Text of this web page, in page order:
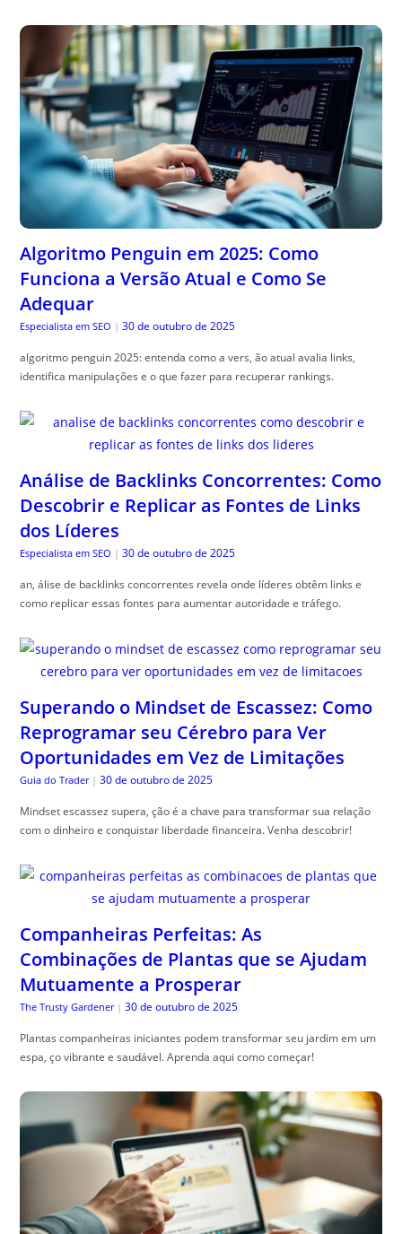
Algoritmo Penguin em 2025: Como
Funciona a Versão Atual e Como Se
Adequar
Especialista em SEO | 30 de outubro de 2025
algoritmo penguin 2025: entenda como a vers, ão atual avalia links,
identifica manipulações e o que fazer para recuperar rankings.
Análise de Backlinks Concorrentes: Como
Descobrir e Replicar as Fontes de Links
dos Líderes
Especialista em SEO | 30 de outubro de 2025
an, álise de backlinks concorrentes revela onde líderes obtêm links e
como replicar essas fontes para aumentar autoridade e tráfego.
Superando o Mindset de Escassez: Como
Reprogramar seu Cérebro para Ver
Oportunidades em Vez de Limitações
Guia do Trader | 30 de outubro de 2025
Mindset escassez supera, ção é a chave para transformar sua relação
com o dinheiro e conquistar liberdade financeira. Venha descobrir!
Companheiras Perfeitas: As
Combinações de Plantas que se Ajudam
Mutuamente a Prosperar
The Trusty Gardener | 30 de outubro de 2025
Plantas companheiras iniciantes podem transformar seu jardim em um
espa, ço vibrante e saudável. Aprenda aqui como começar!